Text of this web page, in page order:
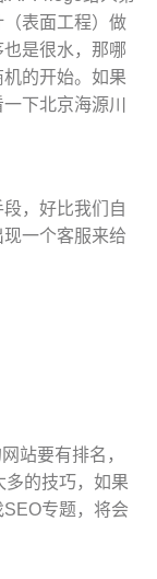
表面工程）做
是很水，那哪
的开始。如果
下北京海源川
，好比我们自
一个客服来给
站要有排名，
多的技巧，如果
专题，将会